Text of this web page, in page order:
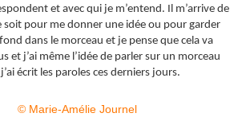
et avec qui je m’entend. Il m’arrive de
soit pour me donner une idée ou pour garder
dans le morceau et je pense que cela va
et j’ai même l’idée de parler sur un morceau
écrit les paroles ces derniers jours.